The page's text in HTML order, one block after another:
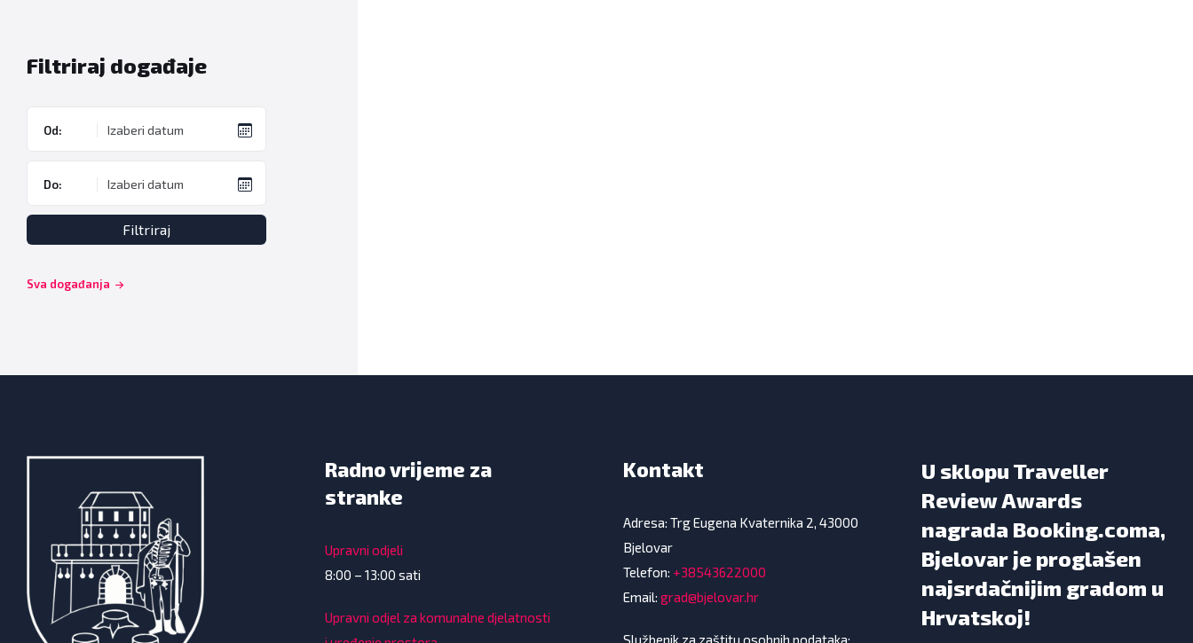
Filtriraj događaje
Od:
Do:
Filtriraj
Sva događanja
Radno vrijeme za
stranke
Upravni odjeli
8:00 – 13:00 sati
Upravni odjel za komunalne djelatnosti
Kontakt
Adresa: Trg Eugena Kvaternika 2, 43000
Bjelovar
Telefon: +38543622000
Email: grad@bjelovar.hr
U sklopu Traveller
Review Awards
nagrada Booking.coma,
Bjelovar je proglašen
najsrdačnijim gradom u
Hrvatskoj!